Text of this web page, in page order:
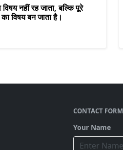
नहीं रह जाता, बल्कि पूरे
विषय बन जाता है।
CONTACT FORM
Your Name